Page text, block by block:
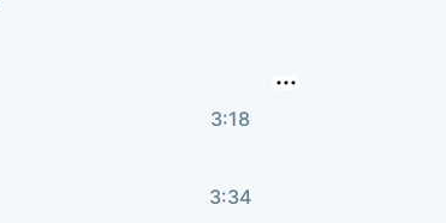
3:18
3:34